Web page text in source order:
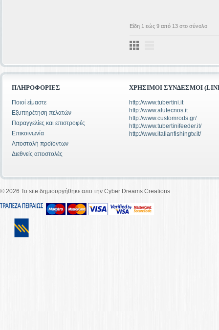
Είδη 1 εώς 9 από 13 στο σύνολο
ΠΛΗΡΟΦΟΡΊΕΣ
Ποιοί είμαστε
Εξυπηρέτηση πελατών
Παραγγελίες και επιστροφές
Επικοινωνία
Αποστολή προϊόντων
Διεθνείς αποστολές
ΧΡΉΣΙΜΟΙ ΣΎΝΔΕΣΜΟΙ
http://www.tubertini.it
http://www.alutecnos.it
http://www.customrods.gr/
http://www.tubertinifeeder.it/
http://www.italianfishingtv.it/
© 2026 To site δημιουργήθηκε απο την Cyber Dreams Creations